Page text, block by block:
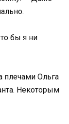
бы я ни
Ольга
Некоторым